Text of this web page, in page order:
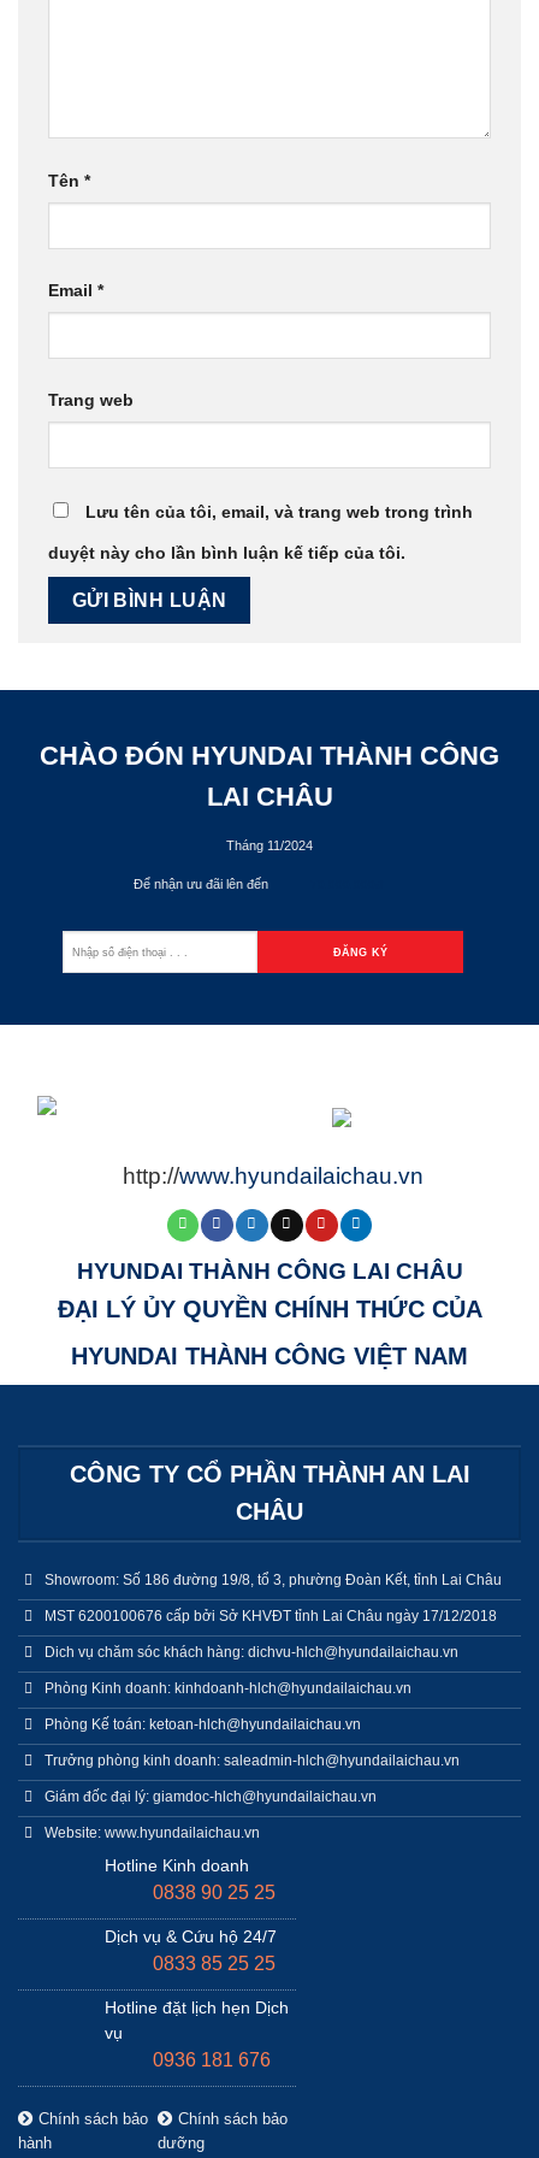
Tên *
Email *
Trang web
Lưu tên của tôi, email, và trang web trong trình
duyệt này cho lần bình luận kế tiếp của tôi.
CHÀO ĐÓN HYUNDAI THÀNH CÔNG
LAI CHÂU
Tháng 11/2024
Để nhận ưu đãi lên đến
http://www.hyundailaichau.vn
HYUNDAI THÀNH CÔNG LAI CHÂU
ĐẠI LÝ ỦY QUYỀN CHÍNH THỨC CỦA
HYUNDAI THÀNH CÔNG VIỆT NAM
CÔNG TY CỔ PHẦN THÀNH AN LAI
CHÂU
Showroom: Số 186 đường 19/8, tổ 3, phường Đoàn Kết, tỉnh Lai Châu
MST 6200100676 cấp bởi Sở KHVĐT tỉnh Lai Châu ngày 17/12/2018
Dich vụ chăm sóc khách hàng: dichvu-hlch@hyundailaichau.vn
Phòng Kinh doanh: kinhdoanh-hlch@hyundailaichau.vn
Phòng Kế toán: ketoan-hlch@hyundailaichau.vn
Trưởng phòng kinh doanh: saleadmin-hlch@hyundailaichau.vn
Giám đốc đại lý: giamdoc-hlch@hyundailaichau.vn
Website: www.hyundailaichau.vn
Hotline Kinh doanh
0838 90 25 25
Dịch vụ & Cứu hộ 24/7
0833 85 25 25
Hotline đặt lịch hẹn Dịch
vụ
0936 181 676
Chính sách bảo
hành
Chính sách bảo
dưỡng